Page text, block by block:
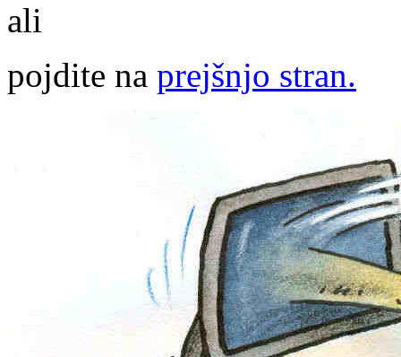
ali
pojdite na prejšnjo stran.